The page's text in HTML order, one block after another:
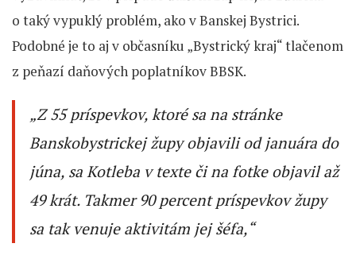
o taký vypuklý problém, ako v Banskej Bystrici.
Podobné je to aj v občasníku „Bystrický kraj“ tlačenom
z peňazí daňových poplatníkov BBSK.
„Z 55 príspevkov, ktoré sa na stránke
Banskobystrickej župy objavili od januára do
júna, sa Kotleba v texte či na fotke objavil až
49 krát. Takmer 90 percent príspevkov župy
sa tak venuje aktivitám jej šéfa,“